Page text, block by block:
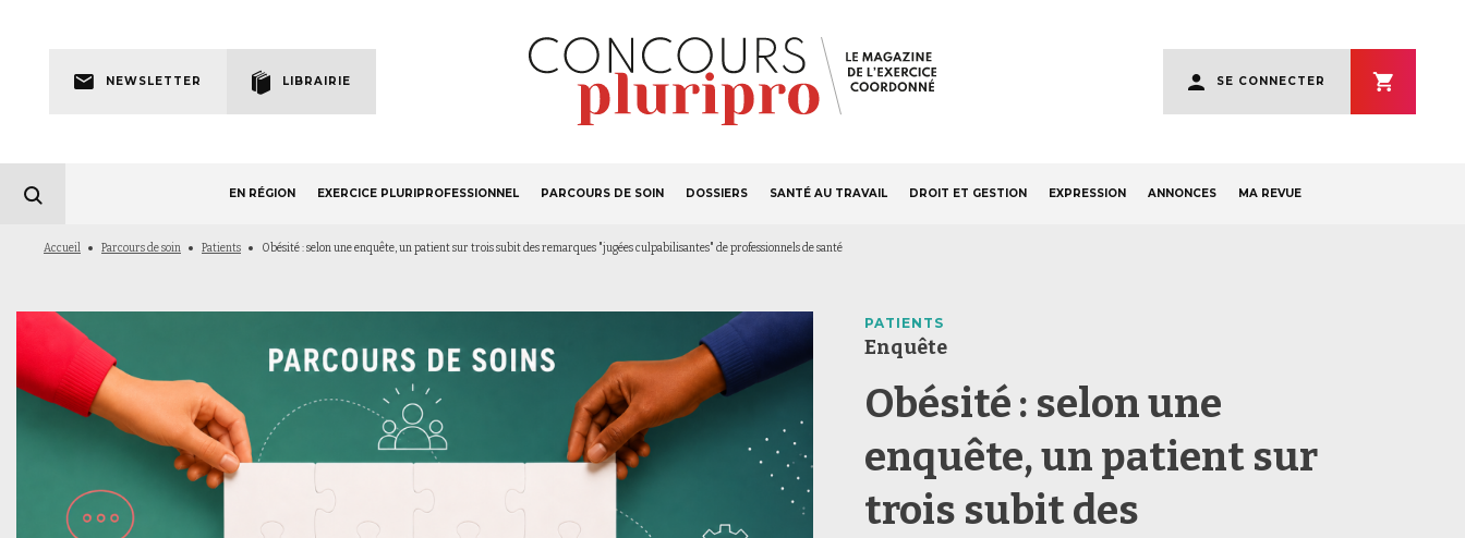
navigation
NEWSLETTER LIBRAIRIE
account
menu
SE CONNECTER
S'ABONNER
principale
EN RÉGION EXERCICE PLURIPROFESSIONNEL PARCOURS DE SOIN DOSSIERS SANTÉ AU TRAVAIL DROIT ET GESTION EXPRESSION ANNONCES MA REVUE
Fil
Accueil Parcours de soin Patients Obésité : selon une enquête, un patient sur trois subit des remarques "jugées culpabilisantes" de professionnels de santé
PATIENTS
Enquête
Obésité : selon une
enquête, un patient sur
trois subit des